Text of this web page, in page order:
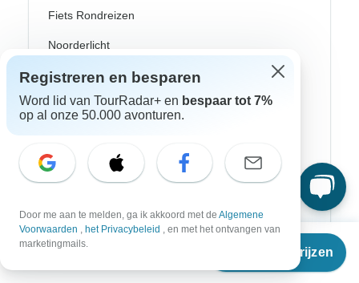
Vanaf
Reisdata & prijzen
Fiets Rondreizen
Noorderlicht
Riviercruises
Afrika Safari
Culturele Rondreizen
Trein / Spoor Reizen
Strand Rondreizen
Registreren en besparen
Word lid van TourRadar+ en bespaar tot 7%
op al onze 50.000 avonturen.
Door me aan te melden, ga ik akkoord met de Algemene
Voorwaarden , het Privacybeleid , en met het ontvangen van
marketingmails.